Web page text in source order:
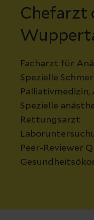
Chefarzt
Facharzt für
Spezielle
Spezielle
Rettungsarzt
Peer-Reviewer